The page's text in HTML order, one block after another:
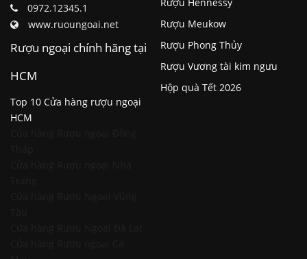
0972.12345.1
www.ruoungoai.net
Rượu ngoại chính hãng tại
HCM
Top 10 Cửa hàng rượu ngoại
HCM
Rượu Meukow
Rượu Phong Thủy
Rượu Vương tài kim ngưu
Hộp quà Tết 2026